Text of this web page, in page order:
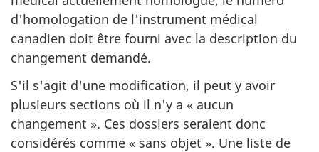
d'homologation de l'instrument médical
canadien doit être fourni avec la description du
changement demandé.
S'il s'agit d'une modification, il peut y avoir
plusieurs sections où il n'y a « aucun
changement ». Ces dossiers seraient donc
considérés comme « sans objet ». Une liste de